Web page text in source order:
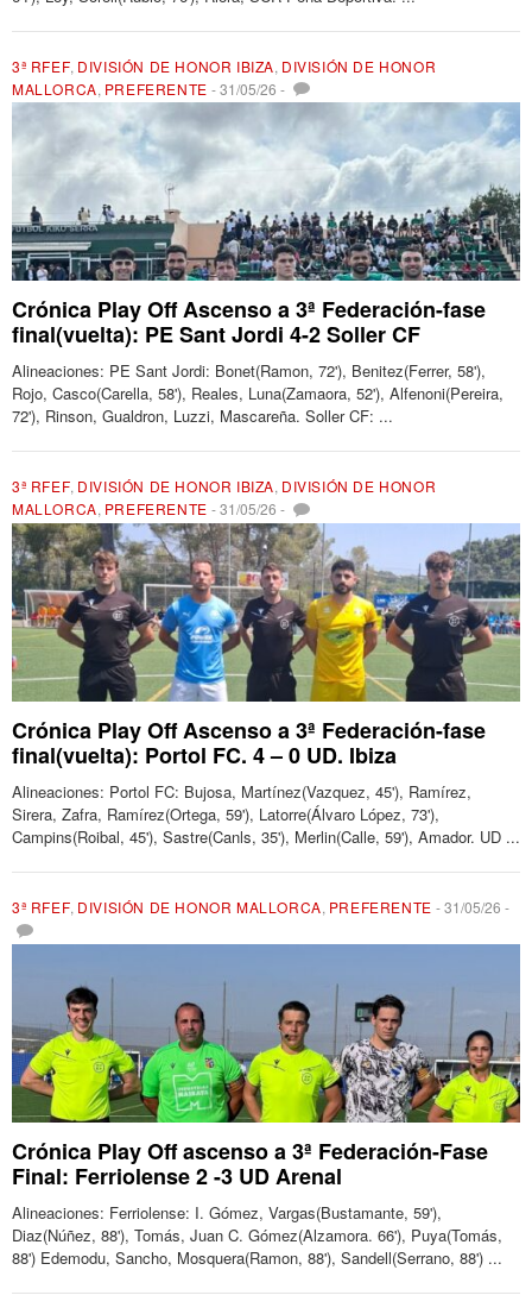
3ª RFEF, DIVISIÓN DE HONOR IBIZA, DIVISIÓN DE HONOR
MALLORCA, PREFERENTE -31/05/26 -
Crónica Play Off Ascenso a 3ª Federación-fase
final(vuelta): PE Sant Jordi 4-2 Soller CF
Alineaciones: PE Sant Jordi: Bonet(Ramon, 72'), Benitez(Ferrer, 58'),
Rojo, Casco(Carella, 58'), Reales, Luna(Zamaora, 52'), Alfenoni(Pereira,
72'), Rinson, Gualdron, Luzzi, Mascareña. Soller CF: ...
3ª RFEF, DIVISIÓN DE HONOR IBIZA, DIVISIÓN DE HONOR
MALLORCA, PREFERENTE -31/05/26 -
Crónica Play Off Ascenso a 3ª Federación-fase
final(vuelta): Portol FC. 4 – 0 UD. Ibiza
Alineaciones: Portol FC: Bujosa, Martínez(Vazquez, 45'), Ramírez,
Sirera, Zafra, Ramírez(Ortega, 59'), Latorre(Álvaro López, 73'),
Campins(Roibal, 45'), Sastre(Canls, 35'), Merlin(Calle, 59'), Amador. UD ...
3ª RFEF, DIVISIÓN DE HONOR MALLORCA, PREFERENTE -31/05/26 -
Crónica Play Off ascenso a 3ª Federación-Fase
Final: Ferriolense 2 -3 UD Arenal
Alineaciones: Ferriolense: I. Gómez, Vargas(Bustamante, 59'),
Diaz(Núñez, 88'), Tomás, Juan C. Gómez(Alzamora. 66'), Puya(Tomás,
88') Edemodu, Sancho, Mosquera(Ramon, 88'), Sandell(Serrano, 88') ...